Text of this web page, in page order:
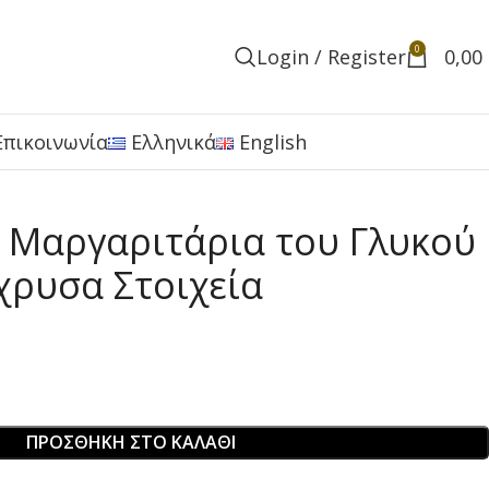
Login / Register 0 0,00
Ελληνικά English
Μαργαριτάρια του Γλυκού
Στοιχεία
ΠΡΟΣΘΉΚΗ ΣΤΟ ΚΑΛΆΘΙ